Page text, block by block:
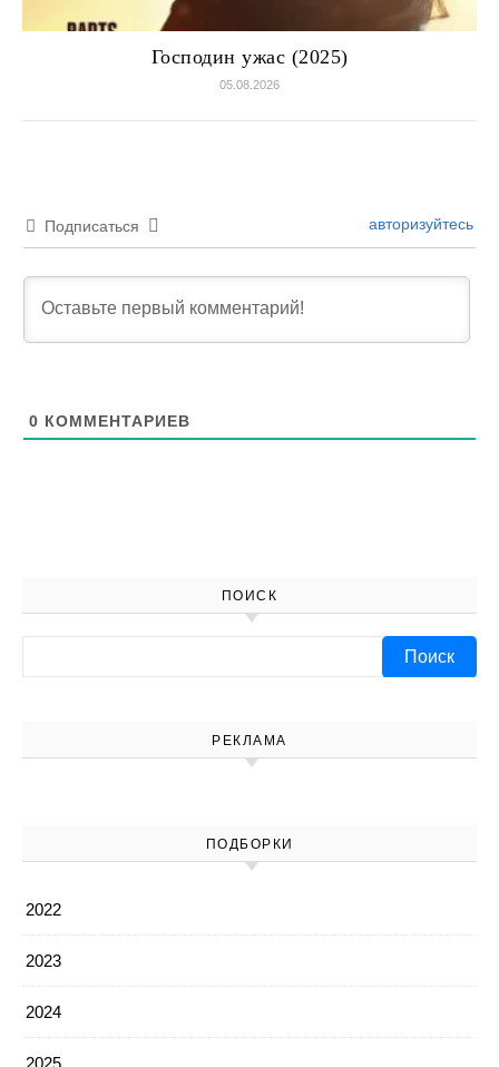
Господин ужас (2025)
05.08.2026
Подписаться авторизуйтесь
0 КОММЕНТАРИЕВ
ПОИСК
РЕКЛАМА
ПОДБОРКИ
2022
2023
2024
2025